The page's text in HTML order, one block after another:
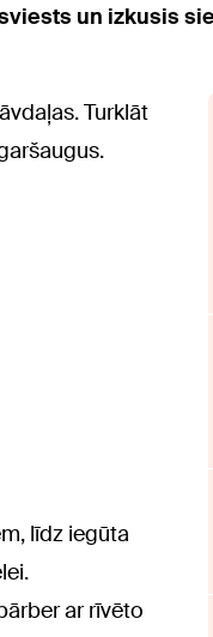
un izkusis
Turklāt
līdz iegūta
ar rīvēto